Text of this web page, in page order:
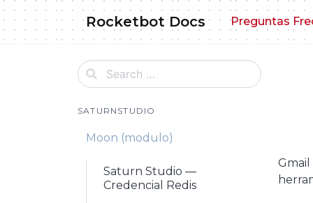
Skip
to
content
Rocketbot Docs Preguntas
SATURNSTUDIO
Moon (modulo)
Saturn Studio —
Credencial Redis